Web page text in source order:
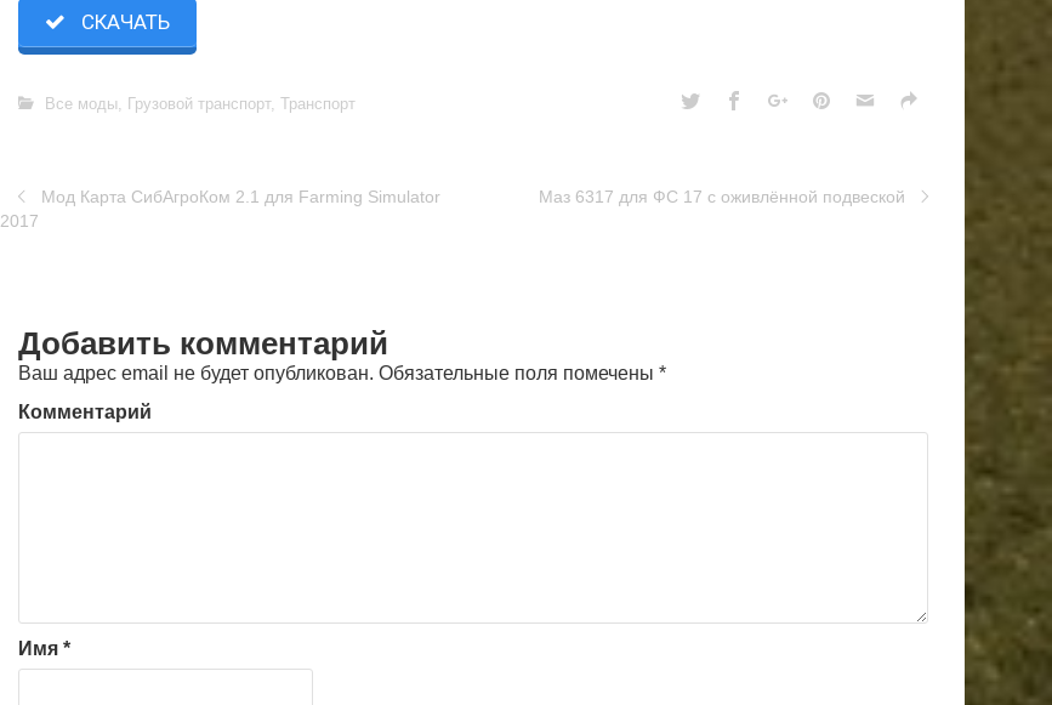
СКАЧАТЬ
Все моды, Грузовой транспорт, Транспорт
Мод Карта СибАгроКом 2.1 для Farming Simulator
2017
Маз 6317 для ФС 17 с оживлённой подвеской
Добавить комментарий
Ваш адрес email не будет опубликован. Обязательные поля помечены *
Комментарий
Имя *